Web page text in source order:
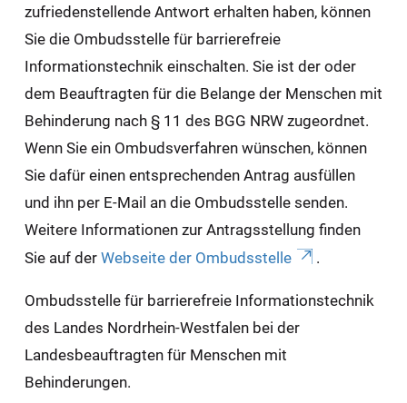
zufriedenstellende Antwort erhalten haben, können
Sie die Ombudsstelle für barrierefreie
Informationstechnik einschalten. Sie ist der oder
dem Beauftragten für die Belange der Menschen mit
Behinderung nach § 11 des BGG NRW zugeordnet.
Wenn Sie ein Ombudsverfahren wünschen, können
Sie dafür einen entsprechenden Antrag ausfüllen
und ihn per E-Mail an die Ombudsstelle senden.
Weitere Informationen zur Antragsstellung finden
Sie auf der Webseite der Ombudsstelle .
Ombudsstelle für barrierefreie Informationstechnik
des Landes Nordrhein-Westfalen bei der
Landesbeauftragten für Men­schen mit
Behinderungen.